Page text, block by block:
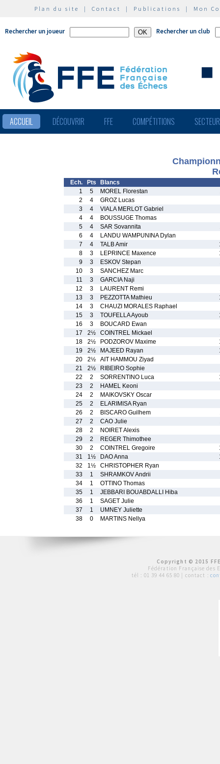
Plan du site | Contact | Publications | Mon
Rechercher un joueur Rechercher un club
ACCUEIL DÉCOUVRIR FFE COMPÉTITIONS
Ech. Pts
Blancs
1
5 MOREL Florestan
2
4
GROZ Lucas
3
4
VIALA MERLOT Gabriel
4
4
BOUSSUGE Thomas
5
4 SAR Sovannita
6
4
LANDU WAMPUNINA Dylan
7
4 TALB Amir
8
3 LEPRINCE Maxence
9
3 ESKOV Stepan
10
3
SANCHEZ Marc
11
3
GARCIA Naji
12
3 LAURENT Remi
13
3 PEZZOTTA Mathieu
14
3
CHAUZI MORALES Raphael
15
3 TOUFELLA Ayoub
16
3
BOUCARD Ewan
17
2½ COINTREL Mickael
18
2½ PODZOROV Maxime
19
2½ MAJEED Rayan
20
2½
AIT HAMMOU Ziyad
21
2½
RIBEIRO Sophie
22
2 SORRENTINO Luca
23
2
HAMEL Keoni
24
2
MAIKOVSKY Oscar
25
2
ELARIMISA Ryan
26
2 BISCARO Guilhem
27
2 CAO Julie
28
2
NOIRET Alexis
29
2
REGER Thimothee
30
2 COINTREL Gregoire
31
1½ DAO Anna
32
1½
CHRISTOPHER Ryan
33
1
SHRAMKOV Andrii
34
1
OTTINO Thomas
35
1
JEBBARI BOUABDALLI Hiba
36
1
SAGET Julie
37
1
UMNEY Juliette
38
0 MARTINS Nellya
Copyright © 2015
Fédération Française des
tél : 01 39 44 65 80 | contact :